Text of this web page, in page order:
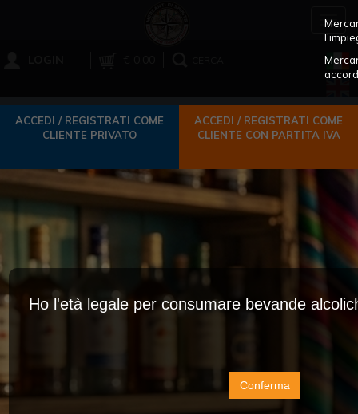
ACCEDI / REGISTRATI COME
CLIENTE PRIVATO
ACCEDI / REGISTRATI COME
CLIENTE CON PARTITA IVA
Ho l'età legale per consumare bevande
Conferma